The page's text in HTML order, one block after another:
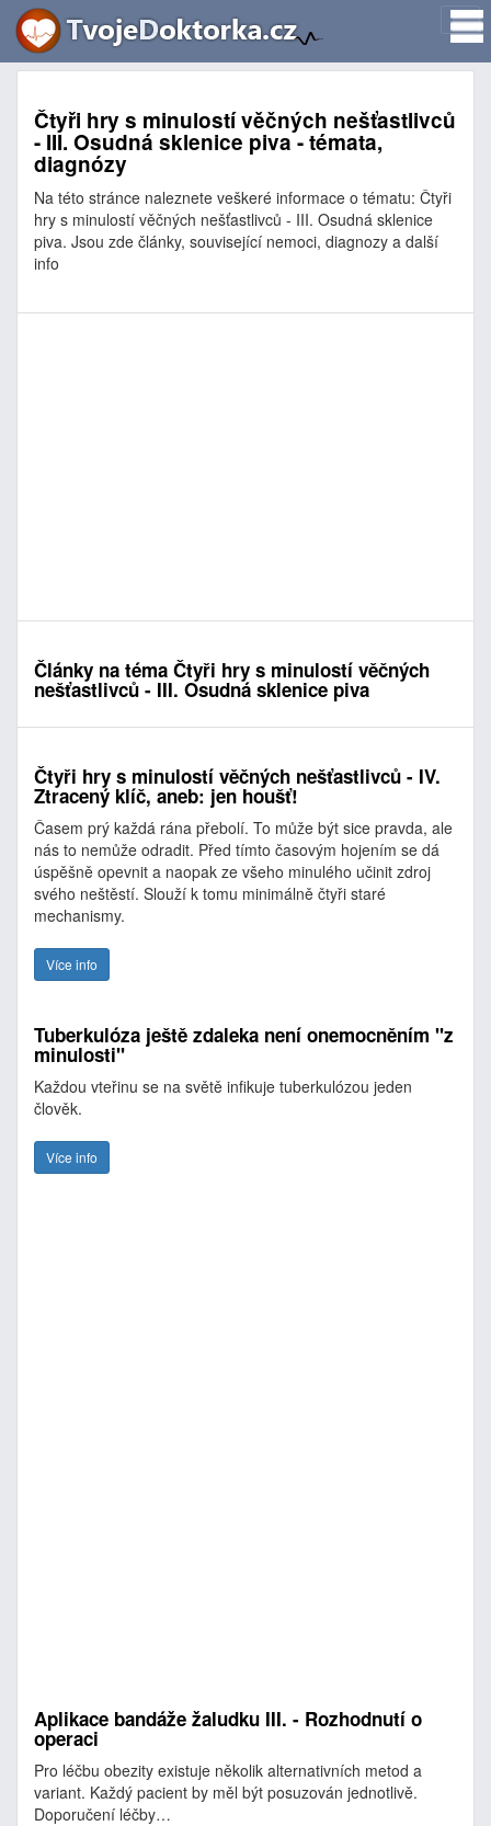
Čtyři hry s minulostí věčných nešťastlivců
- III. Osudná sklenice piva - témata,
diagnózy
Na této stránce naleznete veškeré informace o tématu: Čtyři
hry s minulostí věčných nešťastlivců - III. Osudná sklenice
piva. Jsou zde články, související nemoci, diagnozy a další
info
Články na téma Čtyři hry s minulostí věčných
nešťastlivců - III. Osudná sklenice piva
Čtyři hry s minulostí věčných nešťastlivců - IV.
Ztracený klíč, aneb: jen houšť!
Časem prý každá rána přebolí. To může být sice pravda, ale
nás to nemůže odradit. Před tímto časovým hojením se dá
úspěšně opevnit a naopak ze všeho minulého učinit zdroj
svého neštěstí. Slouží k tomu minimálně čtyři staré
mechanismy.
Více info
Tuberkulóza ještě zdaleka není onemocněním "z
minulosti"
Každou vteřinu se na světě infikuje tuberkulózou jeden
člověk.
Více info
Aplikace bandáže žaludku III. - Rozhodnutí o
operaci
Pro léčbu obezity existuje několik alternativních metod a
variant. Každý pacient by měl být posuzován jednotlivě.
Doporučení léčby…